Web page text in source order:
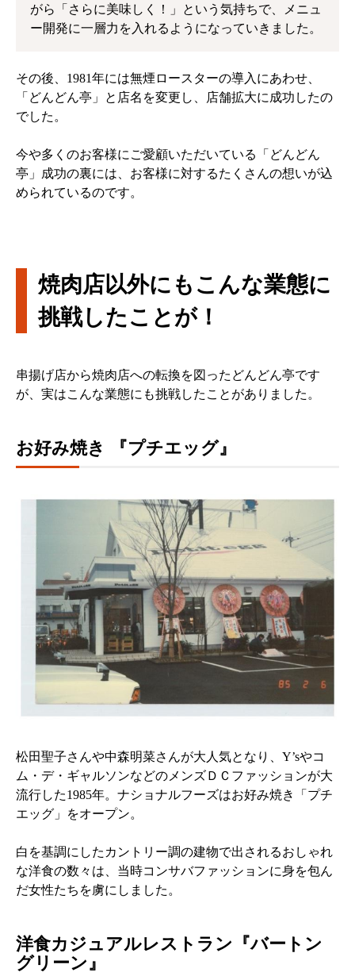
がら「さらに美味しく！」という気持ちで、メニュ
ー開発に一層力を入れるようになっていきました。
その後、1981年には無煙ロースターの導入にあわせ、
「どんどん亭」と店名を変更し、店舗拡大に成功したの
でした。
今や多くのお客様にご愛顧いただいている「どんどん
亭」成功の裏には、お客様に対するたくさんの想いが込
められているのです。
焼肉店以外にもこんな業態に
挑戦したことが！
串揚げ店から焼肉店への転換を図ったどんどん亭です
が、実はこんな業態にも挑戦したことがありました。
お好み焼き 『プチエッグ』
松田聖子さんや中森明菜さんが大人気となり、Y’sやコ
ム・デ・ギャルソンなどのメンズＤＣファッションが大
流行した1985年。ナショナルフーズはお好み焼き「プチ
エッグ」をオープン。
白を基調にしたカントリー調の建物で出されるおしゃれ
な洋食の数々は、当時コンサバファッションに身を包ん
だ女性たちを虜にしました。
洋食カジュアルレストラン『バートン
グリーン』